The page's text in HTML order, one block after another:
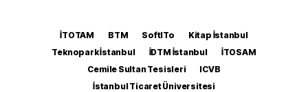
İTOTAM BTM SoftITo
Kitap İstanbul
Teknopark İstanbul
İDTM İstanbul
İTOSAM
Cemile Sultan Tesisleri
ICVB
İstanbul Ticaret Üniversitesi